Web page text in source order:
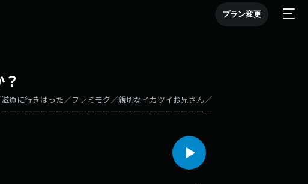
プラン変更
賀に行きはった／ファミモク／親切なイカツイお兄さん／
ーーーーーーーーーーーーーーーーーーーーーーーーーー
感受性が豊かすぎるホリコシと、東大出身なのになかな
を巻き起こす!?名だたる芸人が歩んできた足跡で、ナユタ
しろ"を探っていきます。SNSのハッシュタグは「#ナユ
メッセージはこちらから